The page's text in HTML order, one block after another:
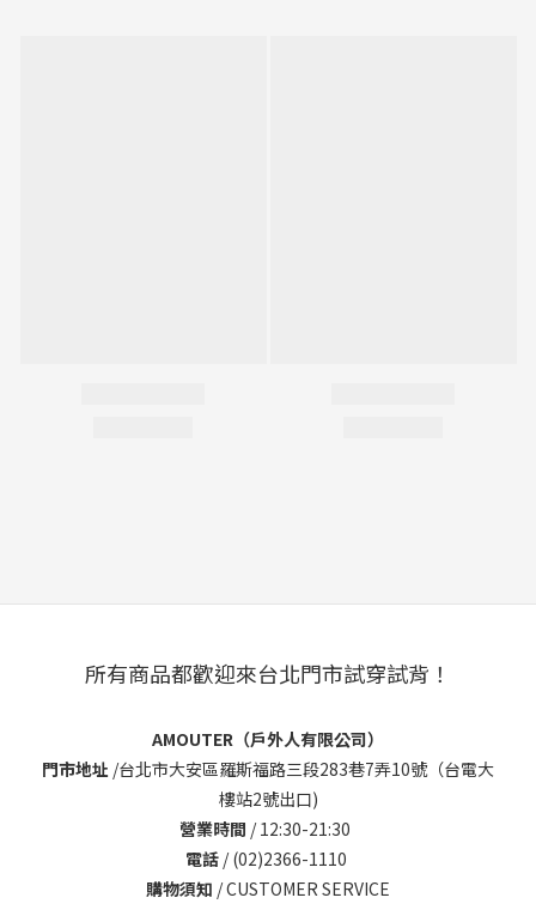
所有商品都歡迎來台北門市試穿試背！
AMOUTER（戶外人有限公司）
門市地址 /台北市大安區羅斯福路三段283巷7弄10號（台電大
樓站2號出口)
營業時間 / 12:30-21:30
電話 / (02)2366-1110
購物須知 /CUSTOMER SERVICE